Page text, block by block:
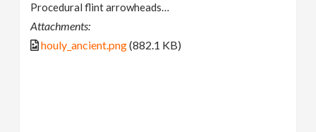
Procedural flint arrowheads…
Attachments:
houly_ancient.png(882.1 KB)